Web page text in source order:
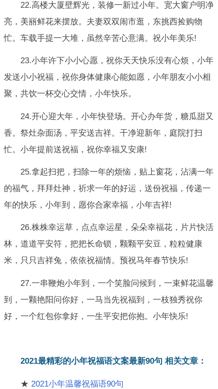
22.高楼大厦壁辉光，装修一新过小年。宽大窗户明净
亮，美丽鲜花来摆放。夫妻双双闹市逛，东挑西捡购物
忙。车载手提一大堆，虽然辛苦心意满。祝小年美乐!
23.小年许下小小心愿，祝你天天快乐没有心烦，小年
发送小小祝福，祝你身体健康心能如愿，小年朋友小小相
聚，共饮一杯交心交情，小年快乐。
24.开心迎大年，小年快登场。开心办年货，糖瓜甜又
香。祭灶杂面汤，平安送吉祥。干净迎新年，庭院打扫
忙。小年提前送祝福，祝你幸福又安康!
25.拿起扫把，扫除一年的烦恼，贴上窗花，沾满一年
的福气，拜拜灶神，祈求一年的好运，送份祝福，传递一
年的快乐，小年到，愿你合家幸福，小年吉祥!
26.株株幸运草，点点幸运星，朵朵幸福花，片片快活
林，道道平安符，把把长命锁，颗颗平安豆，粒粒健康
米，只只吉祥兔，依依祝福情。预祝马年春节快乐!
27.一串鞭炮小年到，一个笑脸问候到，一束鲜花温馨
到，一颗艳阳问你好，一马当先祝福到，一枝独秀祝你
好，一个红包你拿好，一生平安把你抱。小年快乐!
2021最精彩的小年祝福语文案最新90句 相关文章：
★ 2021小年温馨祝福语90句